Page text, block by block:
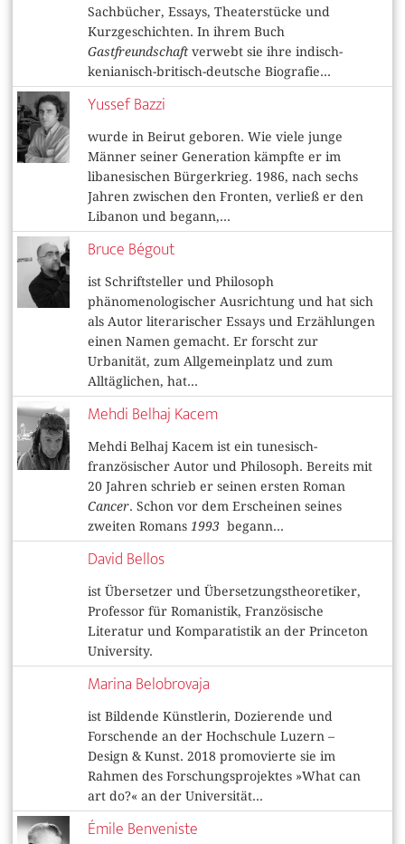
Sachbücher, Essays, Theaterstücke und
Kurzgeschichten. In ihrem Buch
Gastfreundschaft verwebt sie ihre indisch-
kenianisch-britisch-deutsche Biografie...
Yussef Bazzi
wurde in Beirut geboren. Wie viele junge
Männer seiner Generation kämpfte er im
libanesischen Bürgerkrieg. 1986, nach sechs
Jahren zwischen den Fronten, verließ er den
Libanon und begann,...
Bruce Bégout
ist Schriftsteller und Philosoph
phänomenologischer Ausrichtung und hat sich
als Autor literarischer Essays und Erzählungen
einen Namen gemacht. Er forscht zur
Urbanität, zum Allgemeinplatz und zum
Alltäglichen, hat...
Mehdi Belhaj Kacem
Mehdi Belhaj Kacem ist ein tunesisch-
französischer Autor und Philosoph. Bereits mit
20 Jahren schrieb er seinen ersten Roman
Cancer. Schon vor dem Erscheinen seines
zweiten Romans 1993 begann...
David Bellos
ist Übersetzer und Übersetzungstheoretiker,
Professor für Romanistik, Französische
Literatur und Komparatistik an der Princeton
University.
Marina Belobrovaja
ist Bildende Künstlerin, Dozierende und
Forschende an der Hochschule Luzern –
Design & Kunst. 2018 promovierte sie im
Rahmen des Forschungsprojektes »What can
art do?« an der Universität...
Émile Benveniste